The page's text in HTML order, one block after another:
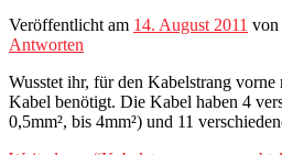
Veröffentlicht am 14. August 2011 von
Antworten
Wusstet ihr, für den Kabelstrang
Kabel benötigt. Die Kabel haben 4
0,5mm², bis 4mm²) und 11